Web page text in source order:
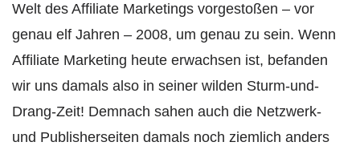
Welt des Affiliate Marketings vorgestoßen – vor
genau elf Jahren – 2008, um genau zu sein. Wenn
Affiliate Marketing heute erwachsen ist, befanden
wir uns damals also in seiner wilden Sturm-und-
Drang-Zeit! Demnach sahen auch die Netzwerk-
und Publisherseiten damals noch ziemlich anders